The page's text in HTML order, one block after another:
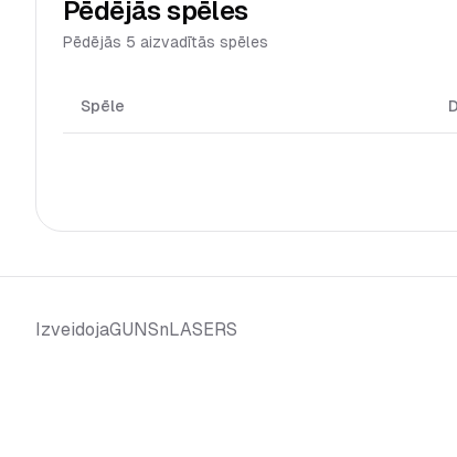
Pēdējās spēles
Pēdējās 5 aizvadītās spēles
Spēle
IzveidojaGUNSnLASERS